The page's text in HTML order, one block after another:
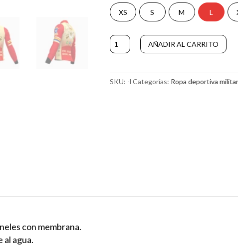
XS S M L
Chaqueta
REGULARES
AÑADIR AL CARRITO
A
l
e
r
SKU: -l Categorías: Ropa deportiva militar
con membrana.
al agua.